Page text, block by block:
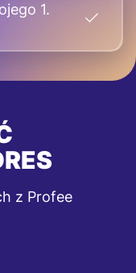
1.
z Profee